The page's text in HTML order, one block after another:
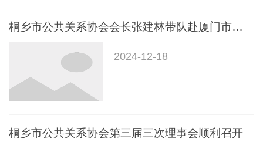
桐乡市公共关系协会会长张建林带队赴厦门市公共关系协会考察交流
2024-12-18
桐乡市公共关系协会第三届三次理事会顺利召开